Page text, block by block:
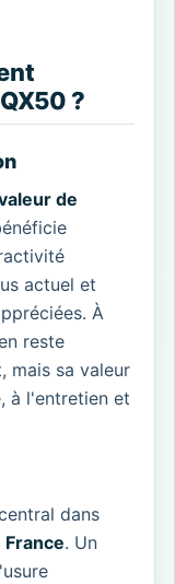
?
de
actuel et
À
reste
mais sa valeur
à l'entretien et
dans
. Un